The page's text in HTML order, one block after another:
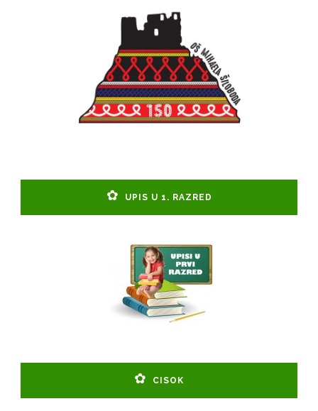
UPIS U 1. RAZRED
CISOK